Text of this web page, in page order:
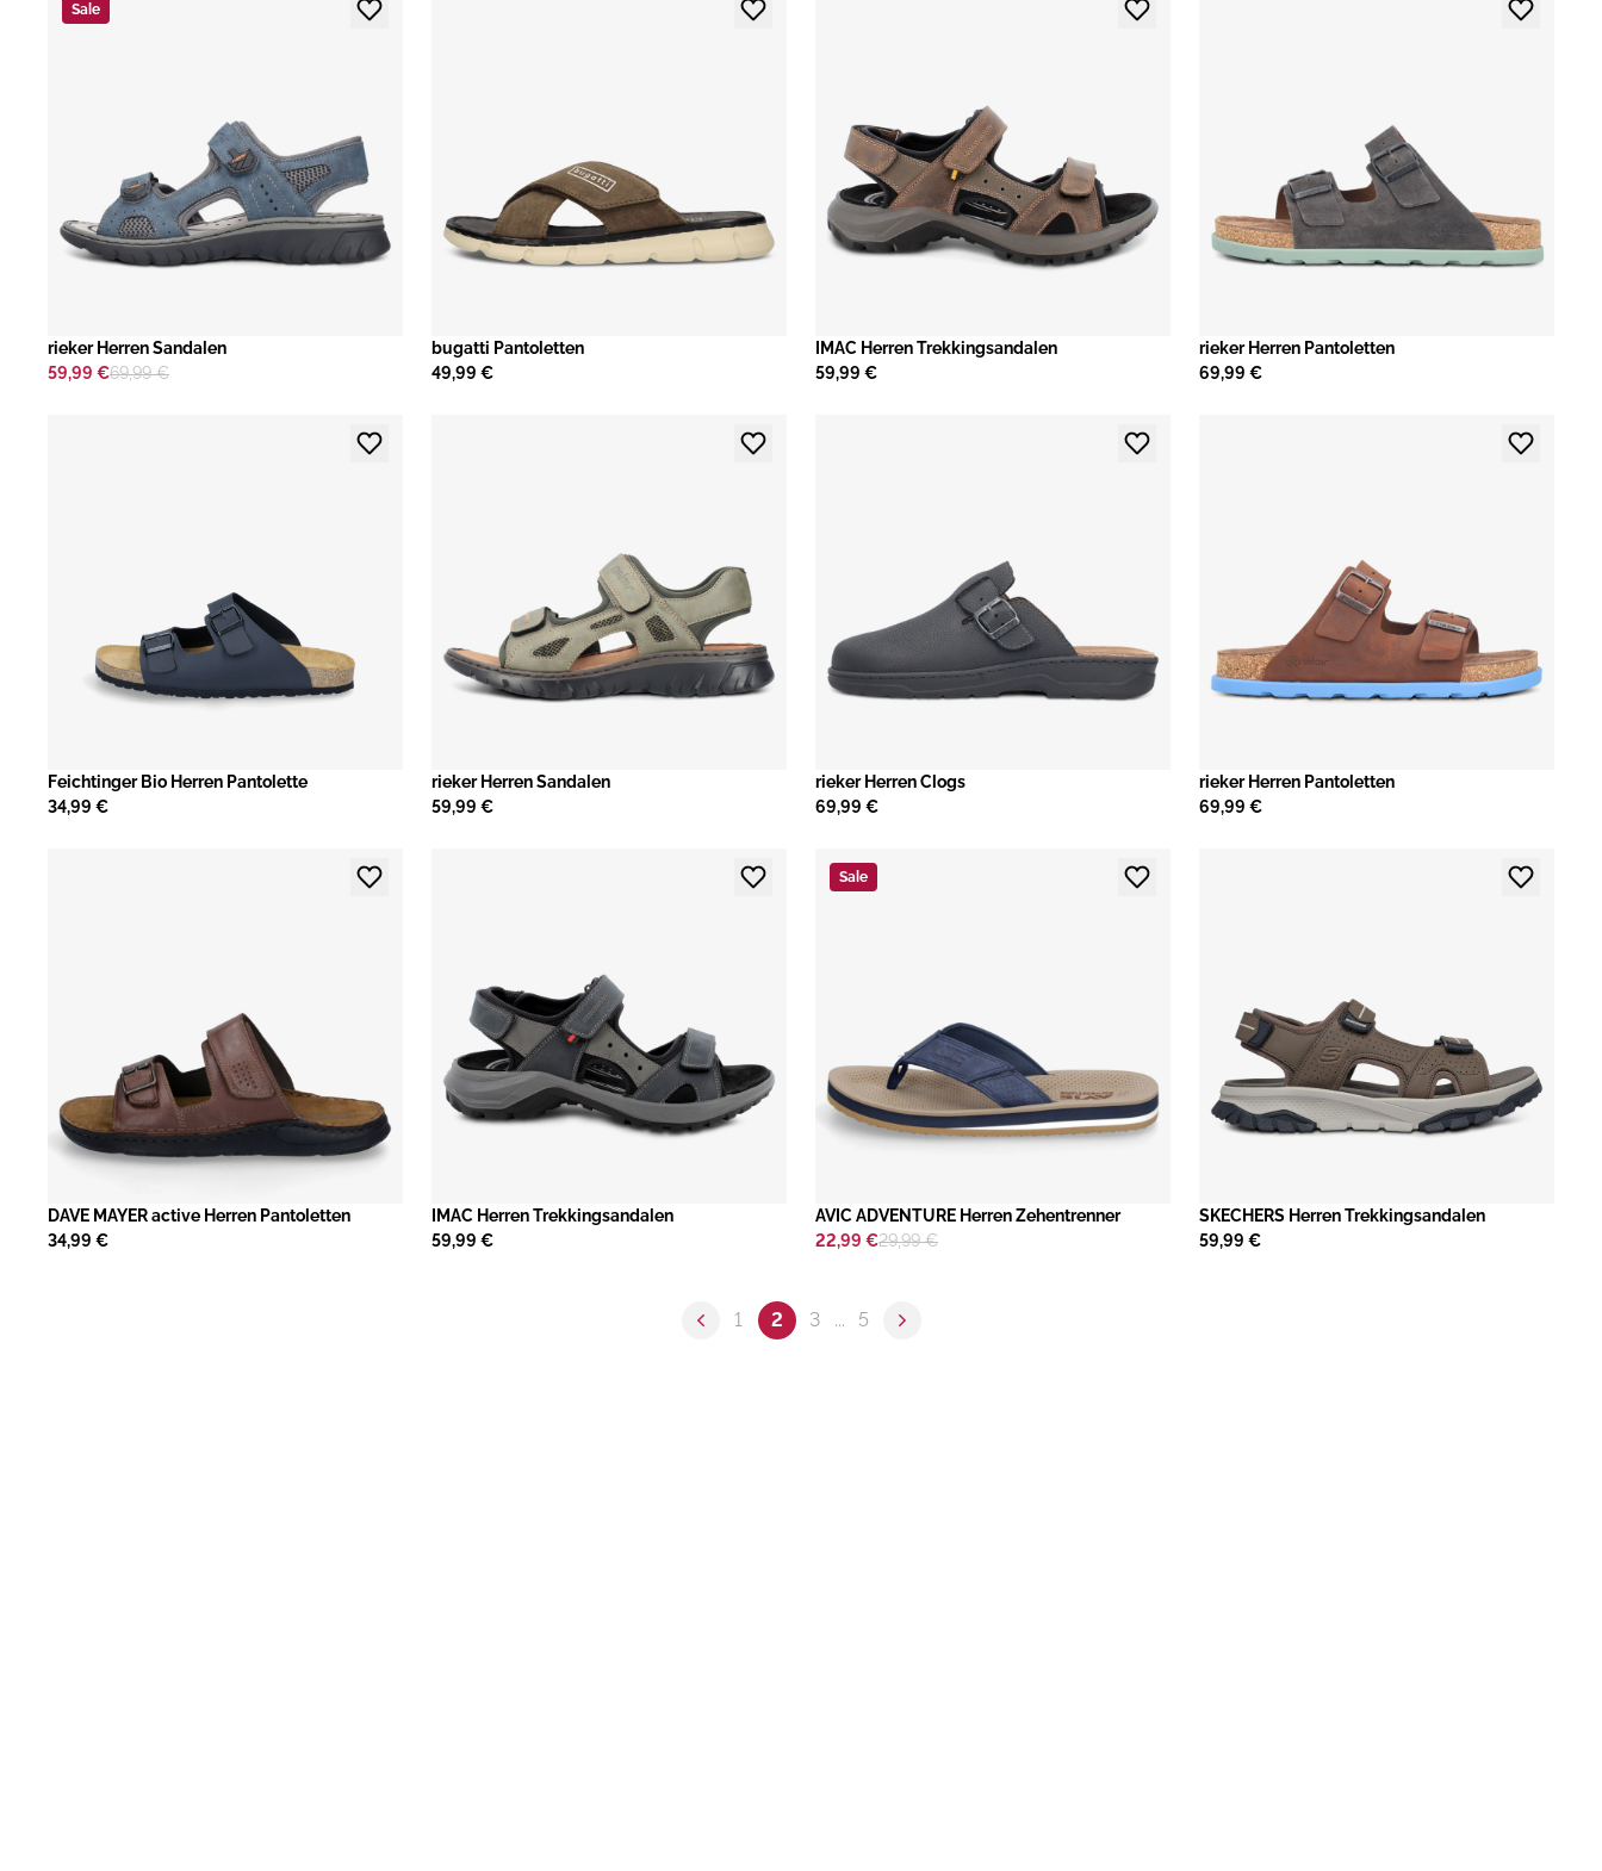
Sale
rieker Herren Sandalen
59,99 €69,99 €
bugatti Pantoletten
49,99 €
IMAC Herren Trekkingsandalen
59,99 €
rieker Herren Pantoletten
69,99 €
Feichtinger Bio Herren Pantolette
34,99 €
rieker Herren Sandalen
59,99 €
rieker Herren Clogs
69,99 €
rieker Herren Pantoletten
69,99 €
DAVE MAYER active Herren Pantoletten
34,99 €
IMAC Herren Trekkingsandalen
59,99 €
Sale
AVIC ADVENTURE Herren Zehentrenner
22,99 €29,99 €
SKECHERS Herren Trekkingsandalen
59,99 €
Previous page
1 2 3 ... 5 Next page